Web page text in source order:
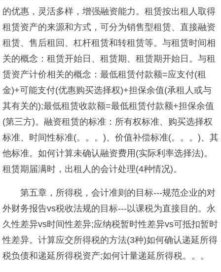
的优惠，灵活多样，增强融资能力。租赁按出租人取得
租赁资产的来源和方式，可分为销售型租赁、直接融资
租赁、售后租回、杠杆租赁和转租赁等。与租赁时间相
关的概念：租赁开始日、租赁期、租赁期开始日。与租
赁资产计价相关的概念：最低租赁付款额=应支付(租
金)+可能支付(优惠购买选择权)+担保余值(承租人或与
其有关的);最低租赁收款额=最低租赁付款额+担保余值
(第三方)。融资租赁的标准：所有权标准、购买选择权
标准、时间性标准(。。。)、价值补偿标准(。。。)、其
他标准。如何计算未确认融资费用(实际利率选择法)。
租赁期届满时，出租人的会计处理(4种情况)。
第五章，所得税，会计准则的目标---规范企业的对
外财务报告vs税收法规的目标---以课税为直接目的。永
久性差异vs时间性差异;应纳税暂时性差异vs可抵扣暂时
性差异。计算应交所得税的方法(3种)如何确认递延所得
税负债和递延所得税资产;如何计量递延所得税。。。